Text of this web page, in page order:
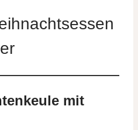
mit